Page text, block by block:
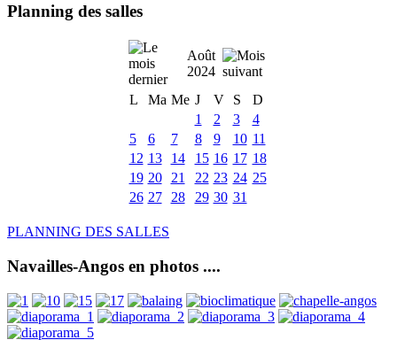
Planning des salles
Août
2024
L
Ma Me J V S
D
1
2 3
4
5
6 7 8 9 10 11
12 13 14 15 16 17 18
19 20 21 22 23 24 25
26 27 28 29 30 31
PLANNING DES SALLES
Navailles-Angos en photos ....